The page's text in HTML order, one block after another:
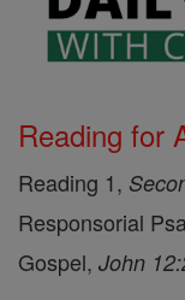
Reading for
Reading 1,
Responsorial
Gospel, John